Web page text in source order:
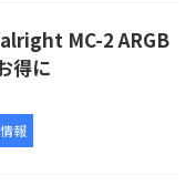
MC-2 ARGB
得に
報